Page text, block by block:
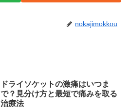
nokajimokkou
ドライソケットの激痛はいつま
で？見分け方と最短で痛みを取る
治療法